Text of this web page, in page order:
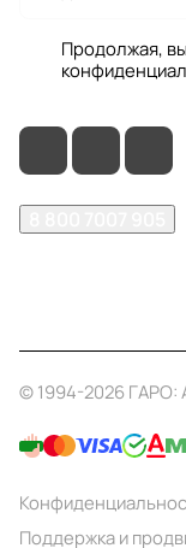
Продолжая,
© 1994-2026 ГАРО:
Поддержка и